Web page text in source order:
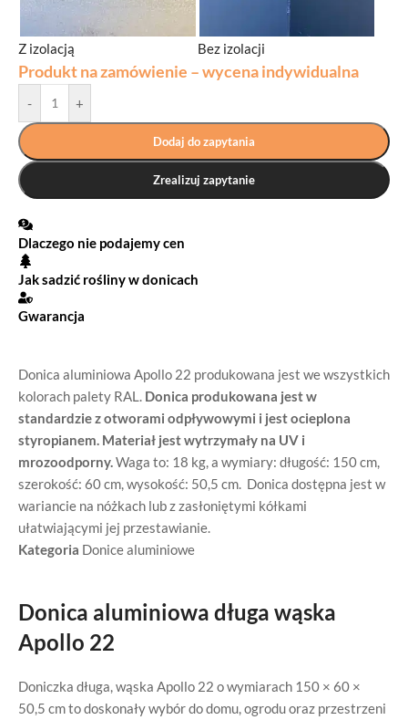
Donica aluminiowa Apollo 22 produkowana jest we wszystkich
kolorach palety RAL. Donica produkowana jest w
standardzie z otworami odpływowymi i jest ocieplona
styropianem. Materiał jest wytrzymały na UV i
mrozoodporny.Waga to: 18 kg, a wymiary: długość: 150 cm,
szerokość: 60 cm, wysokość: 50,5 cm. Donica dostępna jest w
wariancie na nóżkach lub z zasłoniętymi kółkami
ułatwiającymi jej przestawianie.
Kategoria Donice aluminiowe
Donica aluminiowa długa wąska
Apollo 22
Doniczka długa, wąska Apollo 22 o wymiarach 150 × 60 ×
50,5 cm to doskonały wybór do domu, ogrodu oraz przestrzeni
Z izolacją Bez izolacji
Produkt na zamówienie – wycena indywidualna
- +
Dodaj do zapytania
Zrealizuj zapytanie
Dlaczego nie podajemy cen
Jak sadzić rośliny w donicach
Gwarancja